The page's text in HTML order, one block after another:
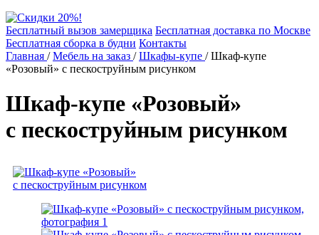
Бесплатный вызов замерщика Бесплатная доставка по Москве
Бесплатная сборка в будни Контакты
Главная /Мебель на заказ /Шкафы-купе /Шкаф-купе
«Розовый» с пескоструйным рисунком
Шкаф-купе «Розовый»
с пескоструйным рисунком